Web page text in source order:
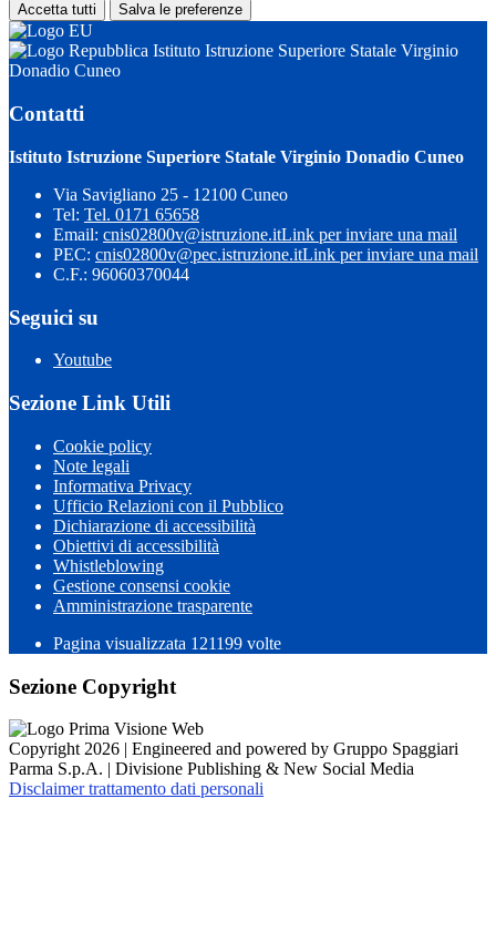
Accetta tutti Salva le preferenze
Istituto Istruzione Superiore Statale Virginio
Donadio Cuneo
Contatti
Istituto Istruzione Superiore Statale Virginio Donadio Cuneo
Via Savigliano 25 - 12100 Cuneo
Tel: Tel. 0171 65658
Email: cnis02800v@istruzione.itLink per inviare una mail
PEC: cnis02800v@pec.istruzione.itLink per inviare una mail
C.F.: 96060370044
Seguici su
Youtube
Sezione Link Utili
Cookie policy
Note legali
Informativa Privacy
Ufficio Relazioni con il Pubblico
Dichiarazione di accessibilità
Obiettivi di accessibilità
Whistleblowing
Gestione consensi cookie
Amministrazione trasparente
Pagina visualizzata 121199 volte
Sezione Copyright
Copyright 2026 | Engineered and powered by Gruppo Spaggiari
Parma S.p.A. | Divisione Publishing & New Social Media
Disclaimer trattamento dati personali